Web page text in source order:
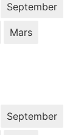
September
Mars
September